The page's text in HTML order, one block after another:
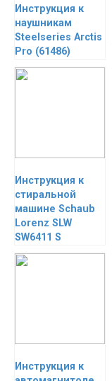
Инструкция к
наушникам
Steelseries Arctis
Pro (61486)
Инструкция к
стиральной
машине Schaub
Lorenz SLW
SW6411 S
Инструкция к